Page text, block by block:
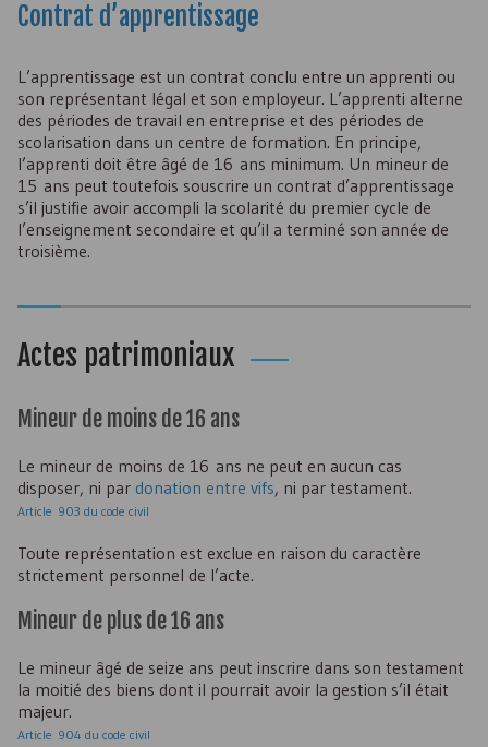
Contrat d’apprentissage
L’apprentissage est un contrat conclu entre un apprenti ou
son représentant légal et son employeur. L’apprenti alterne
des périodes de travail en entreprise et des périodes de
scolarisation dans un centre de formation. En principe,
l’apprenti doit être âgé de 16 ans minimum. Un mineur de
15 ans peut toutefois souscrire un contrat d’apprentissage
s’il justifie avoir accompli la scolarité du premier cycle de
l’enseignement secondaire et qu’il a terminé son année de
troisième.
Actes patrimoniaux
Mineur de moins de 16 ans
Le mineur de moins de 16 ans ne peut en aucun cas
disposer, ni par donation entre vifs, ni par testament.
Article 903 du code civil
Toute représentation est exclue en raison du caractère
strictement personnel de l’acte.
Mineur de plus de 16 ans
Le mineur âgé de seize ans peut inscrire dans son testament
la moitié des biens dont il pourrait avoir la gestion s’il était
majeur.
Article 904 du code civil